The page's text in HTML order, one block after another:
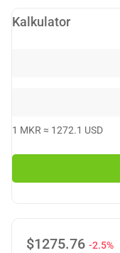
Kalkulator
1 MKR ≈ 1272.1 USD
$1275.76 -2.5%